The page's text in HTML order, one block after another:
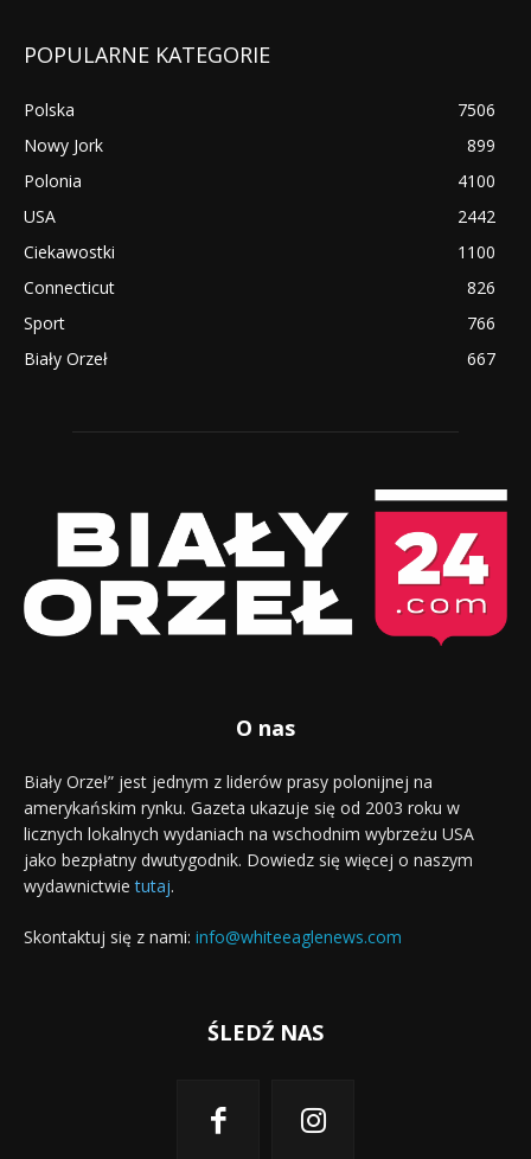
POPULARNE KATEGORIE
Polska
7506
Nowy Jork
899
Polonia
4100
USA
2442
Ciekawostki
1100
Connecticut
826
Sport
766
Biały Orzeł
667
O nas
Biały Orzeł” jest jednym z liderów prasy polonijnej na
amerykańskim rynku. Gazeta ukazuje się od 2003 roku w
licznych lokalnych wydaniach na wschodnim wybrzeżu USA
jako bezpłatny dwutygodnik. Dowiedz się więcej o naszym
wydawnictwietutaj.
Skontaktuj się z nami: info@whiteeaglenews.com
ŚLEDŹ NAS